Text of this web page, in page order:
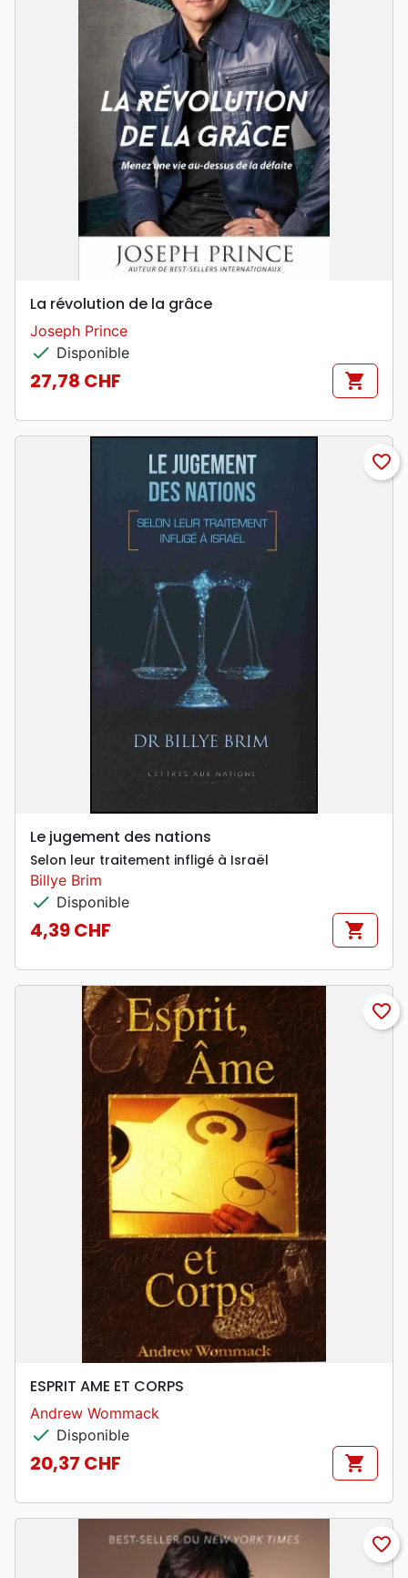
La révolution de la grâce
Joseph Prince
check Disponible
Prix
27,78 CHF shopping_cart
favorite_border
Le jugement des nations
Selon leur traitement infligé à Israël
Billye Brim
check Disponible
Prix
4,39 CHF shopping_cart
favorite_border
ESPRIT AME ET CORPS
Andrew Wommack
check Disponible
Prix
20,37 CHF shopping_cart
favorite_border